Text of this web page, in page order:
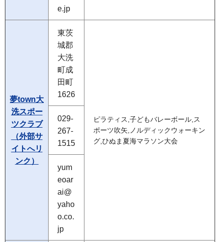
e.jp
夢town大
洗スポー
ツクラブ
（外部サ
イトへリ
ンク）
東茨
城郡
大洗
町成
田町
1626
ピラティス,子どもバレーボール,ス
ポーツ吹矢,ノルディックウォーキン
グ,ひぬま夏海マラソン大会
029-
267-
1515
yum
eoar
ai@
yaho
o.co.
jp